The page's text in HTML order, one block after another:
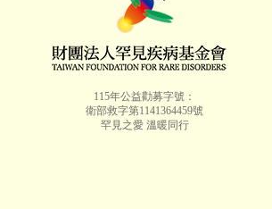
115年公益勸募字號：
衛部救字第1141364459號
罕見之愛 溫暖同行